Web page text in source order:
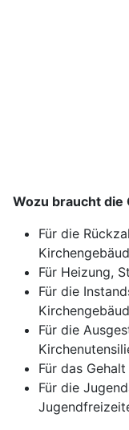
Wozu braucht die
Für die
Für Heizung,
Für die
Für die
Für das
Für die